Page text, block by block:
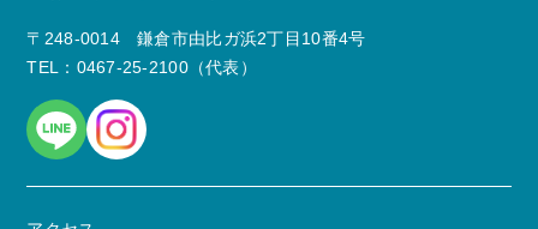
〒248-0014 鎌倉市由比ガ浜2丁目10番4号
TEL：0467-25-2100（代表）